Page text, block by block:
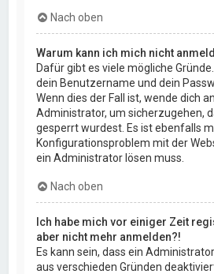
Nach oben
Warum kann ich mich nicht
Dafür gibt es viele mögliche
dein Benutzername und dein
Wenn dies der Fall ist, wende dich
Administrator, um sicherzugehen,
gesperrt wurdest. Es ist ebenfalls
Konfigurationsproblem mit der
ein Administrator lösen muss.
Nach oben
Ich habe mich vor einiger Zeit
aber nicht mehr anmelden?!
Es kann sein, dass ein
aus verschieden Gründen